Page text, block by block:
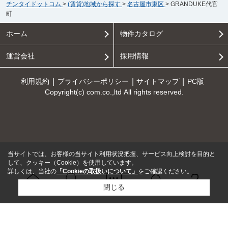
問い合せ
チンタイドットコム > (賃貸)地域から探す > 名古屋市東区 > GRANDUKE代官
町
ホーム 物件カタログ
運営会社 採用情報
利用規約 プライバシーポリシー サイトマップ
PC版
Copyright(c) com.co.,ltd All rights reserved.
当サイトでは、お客様の当サイト利用状況把握、サービス向上検討を目的と
して、クッキー（Cookie）を使用しています。
詳しくは、当社の 「Cookieの取扱いについて」 をご確認ください。
閉じる